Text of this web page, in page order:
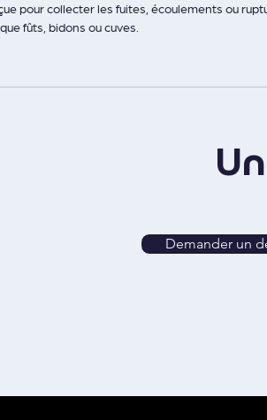
pour collecter les fuites, écoulements ou
fûts, bidons ou cuves.
Demander un